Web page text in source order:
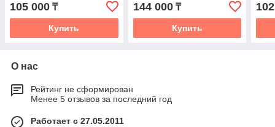
105 000 ₸
Купить
144 000₸
Купить
О нас
Рейтинг не сформирован
Менее 5 отзывов за последний год
Работает с 27.05.2011